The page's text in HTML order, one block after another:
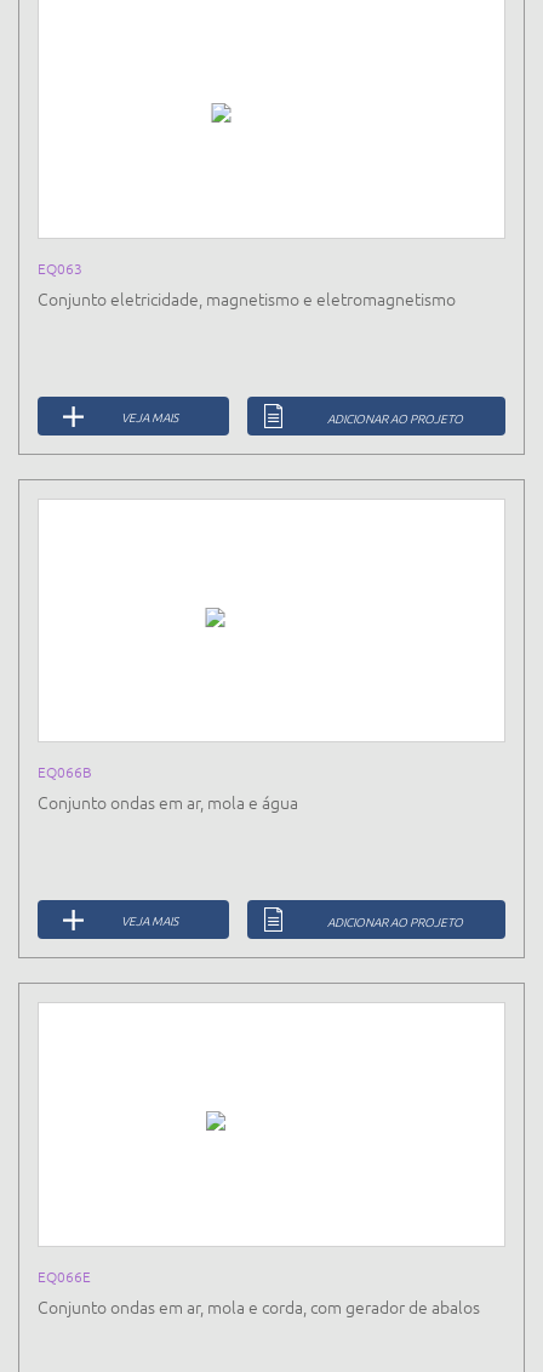
EQ063
Conjunto eletricidade, magnetismo e eletromagnetismo
VEJA MAIS ADICIONAR AO PROJETO
EQ066B
Conjunto ondas em ar, mola e água
VEJA MAIS ADICIONAR AO PROJETO
EQ066E
Conjunto ondas em ar, mola e corda, com gerador de abalos